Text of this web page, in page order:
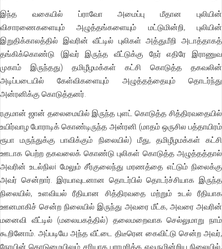
இந்த வகையில் ப்ராவோ அமைப்பு மீதான புலியின்
விசாரணைகளையும் அழுத்தங்களையும் மட்டுமின்றி, புலியின்
இறுதிக்காலத்தில் இவரின் வீட்டில் புலிகள் அத்துமீறி அடாத்தாகத்
தங்கிக்கொண்டு (இவர் இருந்த வீட்டுக்கு நேர் எதிரே இராணுவ
முகாம் இருந்தது) தமிழீழமக்கள் கட்சி கொடுத்த தகவலின்
அடிப்படையில் கேள்விகளையும் அழுத்தத்தையும் தொடர்ந்து
அன்ரனிக்கு கொடுத்தனர்.
ரகுமான் ஜான் தலைமையில் இருந்த புளட் கொடுத்த சித்திரவதையில்
உயிர்வாழ போராடிக் கொண்டிருந்த அன்ரனி (மாதம் ஒருசில பத்தாயிரம்
ரூபா மருந்துக்கு பாவிக்கும் நிலையில்) மீது, தமிழீழமக்கள் கட்சி
ஊடாக பெற்ற தகவலைக் கொண்டு புலிகள் கொடுத்த அழுத்தத்தால்
அவரின் உடல்நிலi மேலும் சீர்குலைந்து மரணத்தை எட்டும் நிலைக்கு
அவர் சென்றார். இரயாவுடனான தொடர்பில் தொடர்ச்சியாக இருந்த
நிலையில், உளவியல் ரீதியான சித்திரவதை மற்றும் உடல் ரீதியாக
ஊனமாகிச் சென்ற நிலையில் இருந்து அவரை மீட்க, அவரை அவரின்
மனைவி வீட்டில் (மலையகத்தில்) தலைமறைவாக செல்லுமாறு நாம்
கூறினோம். அப்படியே அந்த வீட்டை திடீரென கைவிட்டு சென்ற அவர்,
நோயின் கொடுமையிலும் சரியாக பராமரிக்க எவருமின்றிய நிலையில்,